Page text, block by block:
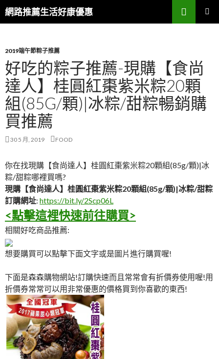
網路推薦生活好康優惠
搜
尋
要
內
容
區
2019端午節粽子推薦
好吃的粽子推薦-現購【食尚
達人】桂圓紅棗紫米粽20顆
組(85G/顆)|冰粽/甜粽暢銷購
買推薦
30 5 月, 2019 FOOD
你在找現購【食尚達人】桂圓紅棗紫米粽20顆組(85g/顆)|冰
粽/甜粽哪裡買嗎?
現購【食尚達人】桂圓紅棗紫米粽20顆組(85g/顆)|冰粽/甜粽
訂購網址: https://bit.ly/2Scp06L
<點擊這裡快速前往購買>
相關好吃商品推薦:
想要購買可以點擊下面文字或是圖片進行購買喔!
下面是森森購物網站!訂購快速而且常常會有折價券使用喔!用
折價券常常可以用非常優惠的價格買到你喜歡的東西!